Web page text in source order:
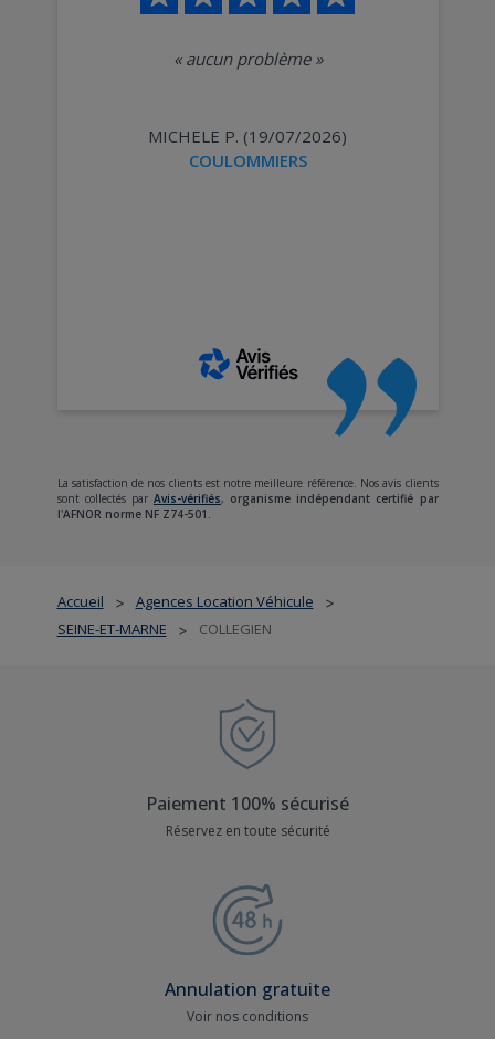
Accueil > Agences Location Véhicule >
SEINE-ET-MARNE > COLLEGIEN
« aucun problème»
MICHELE P. (19/07/2026)
COULOMMIERS
La satisfaction de nos clients est notre meilleure référence. Nos avis clients
sont collectés par Avis-vérifiés, organisme indépendant certifié par
l'AFNOR norme NF Z74-501.
Paiement 100% sécurisé
Réservez en toute sécurité
Annulation gratuite
Voir nos conditions